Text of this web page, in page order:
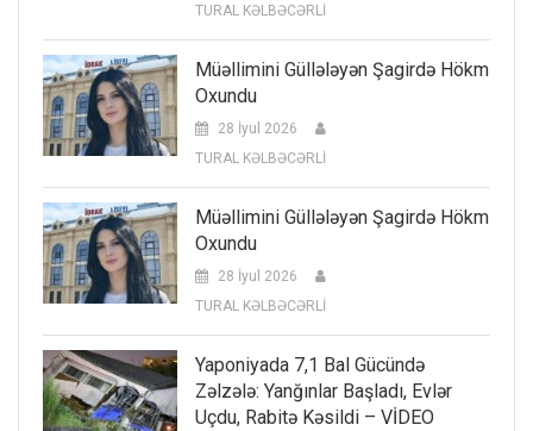
TURAL KƏLBƏCƏRLİ
Müəllimini Güllələyən Şagirdə Hökm
Oxundu
28 İyul 2026
TURAL KƏLBƏCƏRLİ
Müəllimini Güllələyən Şagirdə Hökm
Oxundu
28 İyul 2026
TURAL KƏLBƏCƏRLİ
Yaponiyada 7,1 Bal Gücündə
Zəlzələ: Yanğınlar Başladı, Evlər
Uçdu, Rabitə Kəsildi – VİDEO